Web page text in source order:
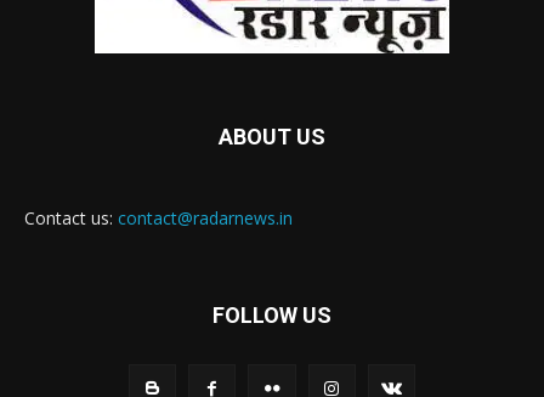
ABOUT US
Contact us: contact@radarnews.in
FOLLOW US